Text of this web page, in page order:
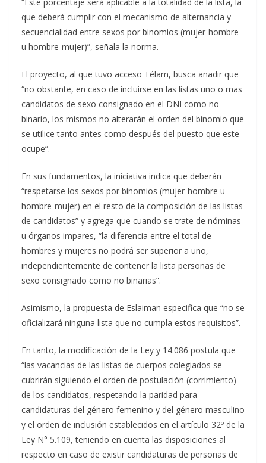
que deberá cumplir con el mecanismo de alternancia y
secuencialidad entre sexos por binomios (mujer-hombre
u hombre-mujer)”, señala la norma.
El proyecto, al que tuvo acceso Télam, busca añadir que
“no obstante, en caso de incluirse en las listas uno o mas
candidatos de sexo consignado en el DNI como no
binario, los mismos no alterarán el orden del binomio que
se utilice tanto antes como después del puesto que este
ocupe”.
En sus fundamentos, la iniciativa indica que deberán
“respetarse los sexos por binomios (mujer-hombre u
hombre-mujer) en el resto de la composición de las listas
de candidatos” y agrega que cuando se trate de nóminas
u órganos impares, “la diferencia entre el total de
hombres y mujeres no podrá ser superior a uno,
independientemente de contener la lista personas de
sexo consignado como no binarias”.
Asimismo, la propuesta de Eslaiman especifica que “no se
oficializará ninguna lista que no cumpla estos requisitos”.
En tanto, la modificación de la Ley y 14.086 postula que
“las vacancias de las listas de cuerpos colegiados se
cubrirán siguiendo el orden de postulación (corrimiento)
de los candidatos, respetando la paridad para
candidaturas del género femenino y del género masculino
y el orden de inclusión establecidos en el artículo 32º de la
Ley N° 5.109, teniendo en cuenta las disposiciones al
respecto en caso de existir candidaturas de personas de